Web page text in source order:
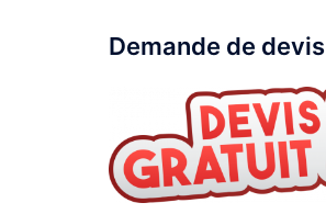
Demande de devis